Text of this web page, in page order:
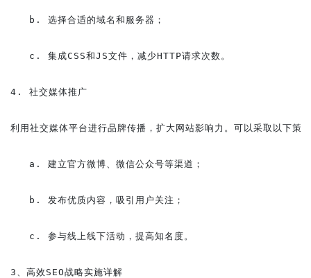
   b. 选择合适的域名和服务器；
   c. 集成CSS和JS文件，减少HTTP请求次数。
4. 社交媒体推广
利用社交媒体平台进行品牌传播，扩大网站影响力。可以采取以下策
   a. 建立官方微博、微信公众号等渠道；
   b. 发布优质内容，吸引用户关注；
   c. 参与线上线下活动，提高知名度。
3、高效SEO战略实施详解